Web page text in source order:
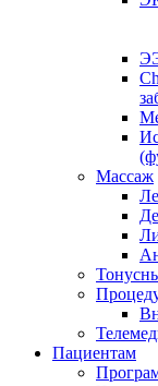
Массаж
Пациентам